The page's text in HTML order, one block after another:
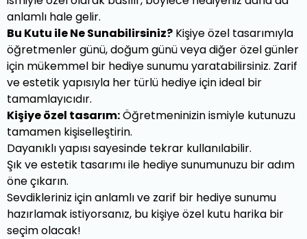
anlamlı hale gelir.
Bu Kutu ile Ne Sunabilirsiniz? Kişiye özel tasarımıyla
öğretmenler günü, doğum günü veya diğer özel günler
için mükemmel bir hediye sunumu yaratabilirsiniz. Zarif
ve estetik yapısıyla her türlü hediye için ideal bir
tamamlayıcıdır.
Kişiye özel tasarım:Öğretmeninizin ismiyle kutunuzu
tamamen kişiselleştirin.
Dayanıklı yapısı sayesinde tekrar kullanılabilir.
Şık ve estetik tasarımı ile hediye sunumunuzu bir adım
öne çıkarın.
Sevdikleriniz için anlamlı ve zarif bir hediye sunumu
hazırlamak istiyorsanız, bu kişiye özel kutu harika bir
seçim olacak!